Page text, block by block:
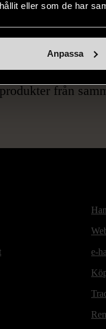
eller som de har
Anpassa
från
e-